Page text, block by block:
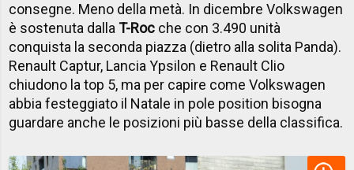
consegne. Meno della metà. In dicembre Volkswagen
è sostenuta dallaT-Roc che con 3.490 unità
conquista la seconda piazza (dietro alla solita Panda).
Renault Captur, Lancia Ypsilon e Renault Clio
chiudono la top 5, ma per capire come Volkswagen
abbia festeggiato il Natale in pole position bisogna
guardare anche le posizioni più basse della classifica.